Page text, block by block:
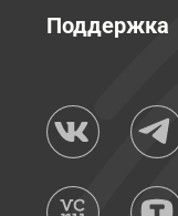
Поддержка